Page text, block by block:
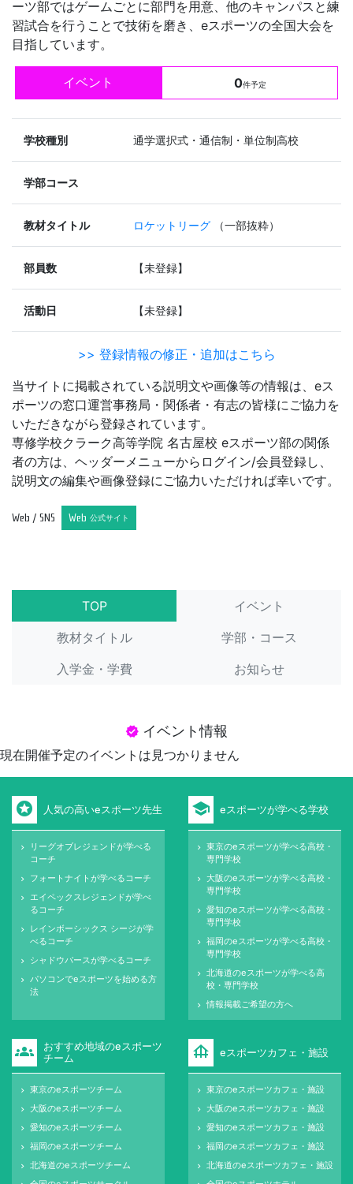
ーツ部ではゲームごとに部門を用意、他のキャンパスと練
習試合を行うことで技術を磨き、eスポーツの全国大会を
目指しています。
イベント 0件予定
学校種別 通学選択式・通信制・単位制高校
学部コース
教材タイトル ロケットリーグ （一部抜粋）
部員数 【未登録】
活動日 【未登録】
>> 登録情報の修正・追加はこちら
当サイトに掲載されている説明文や画像等の情報は、eス
ポーツの窓口運営事務局・関係者・有志の皆様にご協力を
いただきながら登録されています。
専修学校クラーク高等学院 名古屋校 eスポーツ部の関係
者の方は、ヘッダーメニューからログイン/会員登録し、
説明文の編集や画像登録にご協力いただければ幸いです。
Web / SNS Web 公式サイト
TOP
イベント
教材タイトル
学部・コース
入学金・学費
お知らせ
verified イベント情報
現在開催予定のイベントは見つかりません
stars 人気の高いeスポーツ先生
keyboard_arrow_right
リーグオブレジェンドが学べる
コーチ
keyboard_arrow_right フォートナイトが学べるコーチ
keyboard_arrow_right
エイペックスレジェンドが学べ
るコーチ
keyboard_arrow_right
レインボーシックス シージが学
べるコーチ
keyboard_arrow_right シャドウバースが学べるコーチ
keyboard_arrow_right
パソコンでeスポーツを始める方
法
school eスポーツが学べる学校
keyboard_arrow_right
東京のeスポーツが学べる高校・
専門学校
keyboard_arrow_right
大阪のeスポーツが学べる高校・
専門学校
keyboard_arrow_right
愛知のeスポーツが学べる高校・
専門学校
keyboard_arrow_right
福岡のeスポーツが学べる高校・
専門学校
keyboard_arrow_right
北海道のeスポーツが学べる高
校・専門学校
keyboard_arrow_right 情報掲載ご希望の方へ
groups
おすすめ地域のeスポーツ
チーム
keyboard_arrow_right 東京のeスポーツチーム
keyboard_arrow_right 大阪のeスポーツチーム
keyboard_arrow_right 愛知のeスポーツチーム
keyboard_arrow_right 福岡のeスポーツチーム
keyboard_arrow_right 北海道のeスポーツチーム
foundation eスポーツカフェ・施設
keyboard_arrow_right 東京のeスポーツカフェ・施設
keyboard_arrow_right 大阪のeスポーツカフェ・施設
keyboard_arrow_right 愛知のeスポーツカフェ・施設
keyboard_arrow_right 福岡のeスポーツカフェ・施設
keyboard_arrow_right 北海道のeスポーツカフェ・施設